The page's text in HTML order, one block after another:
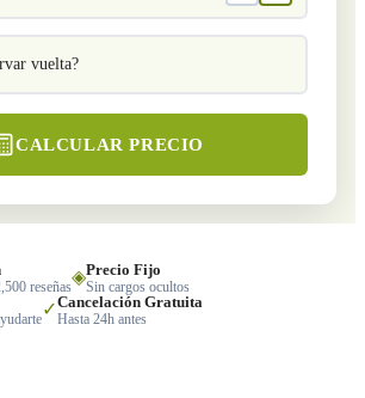
vuelta?
CALCULAR PRECIO
reseñas◈Precio Fijo
Sin cargos ocultos
✓Cancelación Gratuita
Hasta 24h antes